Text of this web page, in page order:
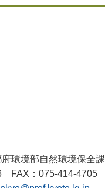
環境部自然環境保全課
FAX：075-414-4705